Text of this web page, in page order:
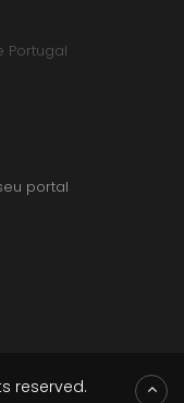
Portugal
portal
reserved.